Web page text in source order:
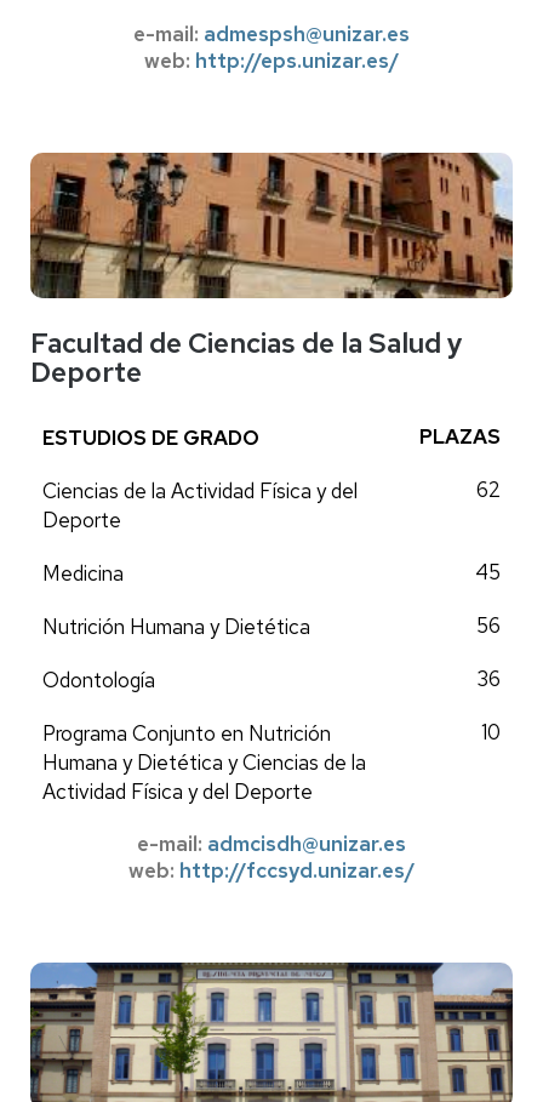
e-mail: admespsh@unizar.es
web: http://eps.unizar.es/
Facultad de Ciencias de la Salud y
Deporte
ESTUDIOS DE GRADO PLAZAS
Ciencias de la Actividad Física y del
Deporte
62
Medicina 45
Nutrición Humana y Dietética 56
Odontología 36
Programa Conjunto en Nutrición
Humana y Dietética y Ciencias de la
Actividad Física y del Deporte
10
e-mail: admcisdh@unizar.es
web: http://fccsyd.unizar.es/